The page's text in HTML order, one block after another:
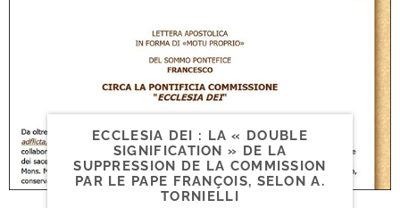
ECCLESIA DEI : LA « DOUBLE
SIGNIFICATION » DE LA
SUPPRESSION DE LA COMMISSION
PAR LE PAPE FRANÇOIS, SELON A.
TORNIELLI